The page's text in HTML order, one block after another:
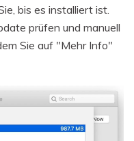
bis es installiert ist.
prüfen und manuell
Sie auf "Mehr Info"